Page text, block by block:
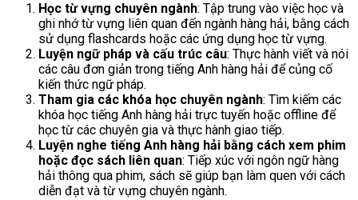
Học từ vựng chuyên ngành: Tập trung vào việc học và
ghi nhớ từ vựng liên quan đến ngành hàng hải, bằng cách
sử dụng flashcards hoặc các ứng dụng học từ vựng.
Luyện ngữ pháp và cấu trúc câu: Thực hành viết và nói
các câu đơn giản trong tiếng Anh hàng hải để củng cố
kiến thức ngữ pháp.
Tham gia các khóa học chuyên ngành: Tìm kiếm các
khóa học tiếng Anh hàng hải trực tuyến hoặc offline để
học từ các chuyên gia và thực hành giao tiếp.
Luyện nghe tiếng Anh hàng hải bằng cách xem phim
hoặc đọc sách liên quan: Tiếp xúc với ngôn ngữ hàng
hải thông qua phim, sách sẽ giúp bạn làm quen với cách
diễn đạt và từ vựng chuyên ngành.